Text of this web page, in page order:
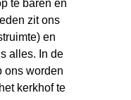
te baren en
zit ons
en
alles. In de
ons worden
kerkhof te